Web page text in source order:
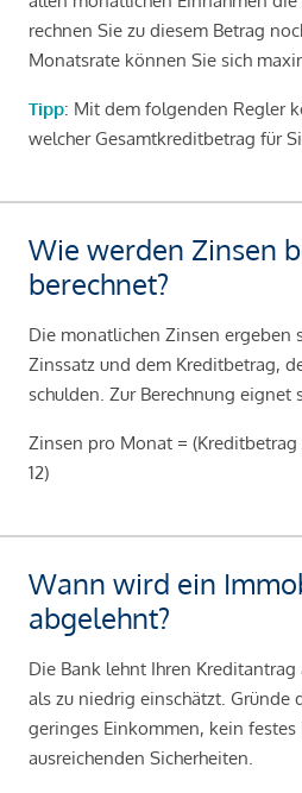
rechnen Sie zu diesem Betrag
Monatsrate können Sie sich
Tipp: Mit dem folgenden Regler
welcher Gesamtkreditbetrag für
Wie werden Zinsen
berechnet?
Die monatlichen Zinsen ergeben
Zinssatz und dem Kreditbetrag,
schulden. Zur Berechnung eignet
Zinsen pro Monat = (Kreditbetrag
12)
Wann wird ein
abgelehnt?
Die Bank lehnt Ihren Kreditantrag
als zu niedrig einschätzt. Gründe
geringes Einkommen, kein
ausreichenden Sicherheiten.